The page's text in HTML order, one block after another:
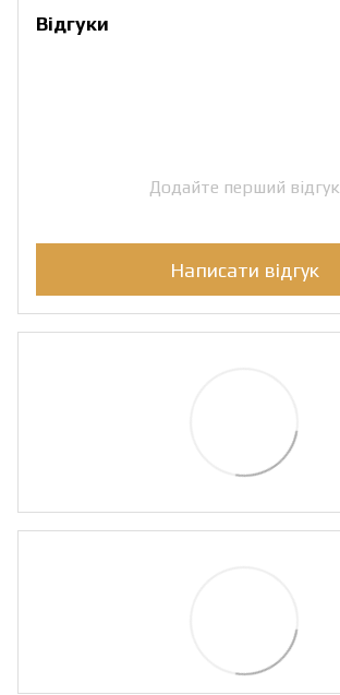
Відгуки
Додайте перший відгук
Написати відгук